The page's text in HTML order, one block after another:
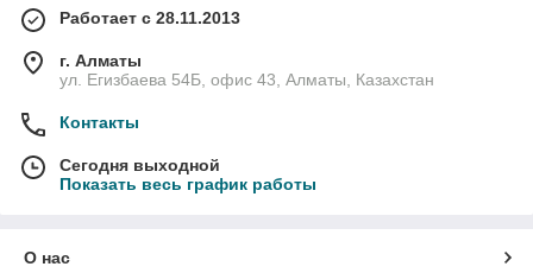
Работает с 28.11.2013
г. Алматы
ул. Егизбаева 54Б, офис 43, Алматы, Казахстан
Контакты
Сегодня выходной
Показать весь график работы
О нас